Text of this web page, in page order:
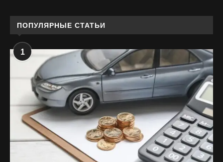
ПОПУЛЯРНЫЕ СТАТЬИ
1